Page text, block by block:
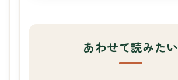
あわせて読みたい